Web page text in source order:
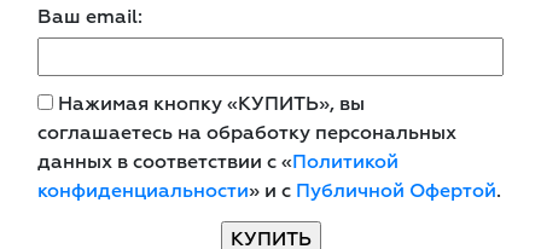
Ваш email:
Нажимая кнопку «КУПИТЬ», вы
соглашаетесь на обработку персональных
данных в соответствии с «Политикой
конфиденциальности» и с Публичной Офертой.